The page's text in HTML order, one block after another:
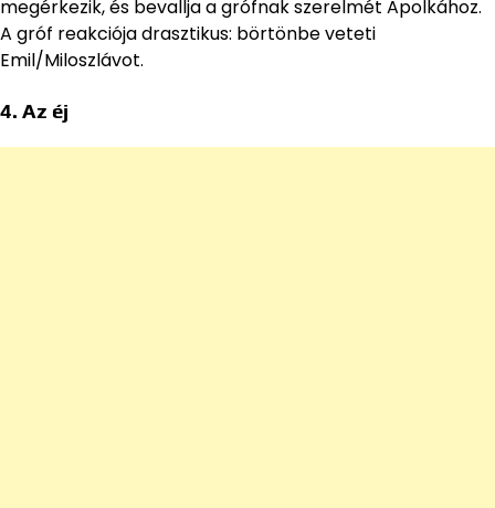
megérkezik, és bevallja a grófnak szerelmét Apolkához.
A gróf reakciója drasztikus: börtönbe veteti
Emil/Miloszlávot.
4. Az éj